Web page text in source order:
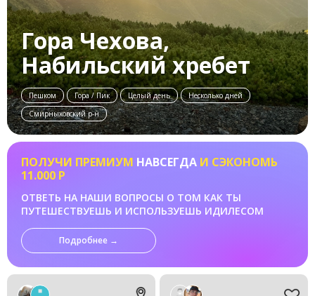
Гора Чехова,
Набильский хребет
Пешком Гора / Пик Целый день
Несколько дней
Смирныховский р-н
ПОЛУЧИ ПРЕМИУМ НАВСЕГДА И СЭКОНОМЬ
11.000 Р
ОТВЕТЬ НА НАШИ ВОПРОСЫ О ТОМ КАК ТЫ
ПУТЕШЕСТВУЕШЬ И ИСПОЛЬЗУЕШЬ ИДИЛЕСОМ
Подробнее →